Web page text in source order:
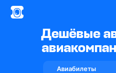
Дешёвые
Авиабилеты